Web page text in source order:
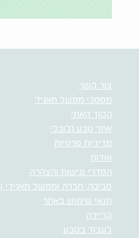
צור קשר
מסמכי ממשל תאגיד
הקוד האתי
אתר טבע גלובלי
מדיניות פרטיות
אודות
הסדרי נגישות והצהרה
סביבה, חברה וממשל תאגידי (ESG)
תנאי שימוש באתר
קריירה
לעבוד בטבע